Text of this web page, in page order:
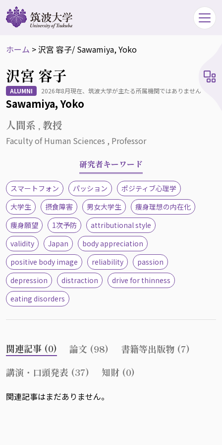
ホーム >沢宮 容子/ Sawamiya, Yoko
沢宮 容子
ALUMNI 2026年8月現在、筑波大学が主たる所属機関ではありません
Sawamiya, Yoko
人間系 , 教授
Faculty of Human Sciences , Professor
研究者キーワード
スマートフォン パッション
ポジティブ心理学
大学生
摂食障害 男女大学生
痩身理想の内在化
痩身願望
1次予防
attributional style
validity
Japan
body appreciation
positive body image
reliability
passion
depression
distraction
drive for thinness
eating disorders
関連記事 (0) 論文 (98)
書籍等出版物 (7)
講演・口頭発表 (37)
知財 (0)
関連記事はまだありません。